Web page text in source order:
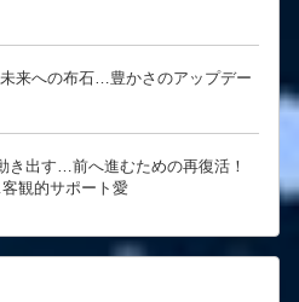
来への布石…豊かさのアップデー
き出す…前へ進むための再復活！
観的サポート愛